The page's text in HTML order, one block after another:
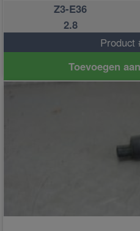
Z3-E36
2.8
Product
Toevoegen